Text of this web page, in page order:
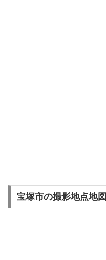
宝塚市の撮影地点地図